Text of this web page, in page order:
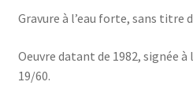
Gravure à l’eau forte, sans titre
Oeuvre datant de 1982, signée
19/60.